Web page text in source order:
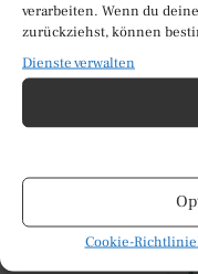
verarbeiten. Wenn du
zurückziehst, können
Dienste verwalten
Cookie-Richtlinie